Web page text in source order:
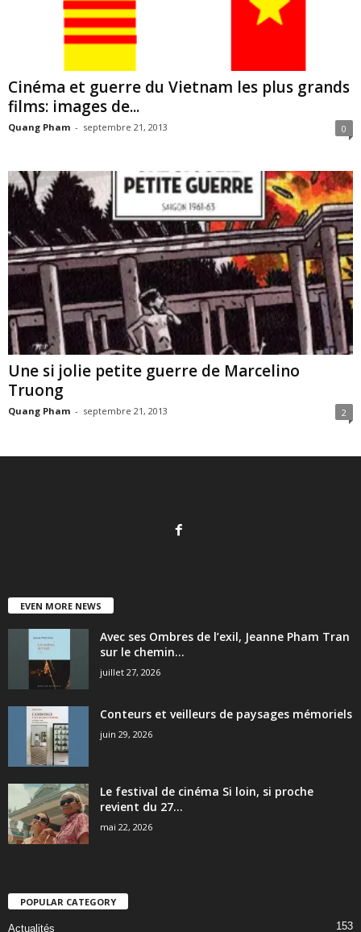
Cinéma et guerre du Vietnam les plus grands
films: images de...
Quang Pham - septembre 21, 2013 0
Une si jolie petite guerre de Marcelino
Truong
Quang Pham - septembre 21, 2013 2
EVEN MORE NEWS
Avec ses Ombres de l’exil, Jeanne Pham Tran
sur le chemin...
juillet 27, 2026
Conteurs et veilleurs de paysages mémoriels
juin 29, 2026
Le festival de cinéma Si loin, si proche
revient du 27...
mai 22, 2026
POPULAR CATEGORY
Actualités 153